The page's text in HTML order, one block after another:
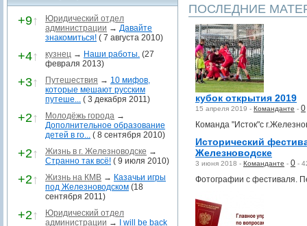
+9↑
Юридический отдел
администрации → Давайте
знакомиться! ( 7 августа 2010)
+4↑ кузнец → Наши работы. (27
февраля 2013)
+3↑ Путешествия → 10 мифов,
которые мешают русским
путеше... ( 3 декабря 2011)
+2↑ Молодёжь города →
Дополнительное образование
детей в го... ( 8 сентября 2010)
+2↑ Жизнь в г. Железноводске →
Странно так всё! ( 9 июля 2010)
+2↑ Жизнь на КМВ → Казачьи игры
под Железноводском (18
сентября 2011)
+2↑
Юридический отдел
администрации →
I will be back
ПОСЛЕДНИЕ
кубок открытия 2019
15 апреля 2019 - Команданте - 0
Команда "Исток"с
Исторический
Железноводске
3 июня 2018 - Команданте - 0 -
Фотографии с фестиваля.